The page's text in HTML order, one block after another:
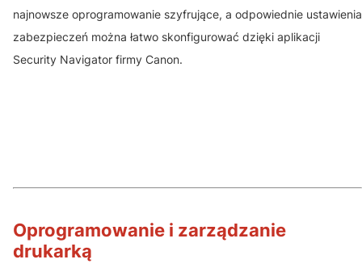
najnowsze oprogramowanie szyfrujące, a odpowiednie ustawienia
zabezpieczeń można łatwo skonfigurować dzięki aplikacji
Security Navigator firmy Canon.
Oprogramowanie i zarządzanie
drukarką